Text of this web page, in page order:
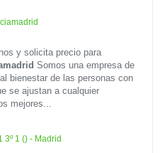
y solicita precio para
Somos una empresa de
bienestar de las personas con
se ajustan a cualquier
mejores...
1 () - Madrid